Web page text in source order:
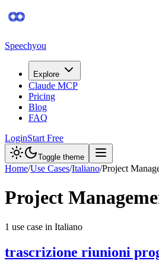
Speechyou
Explore
Claude MCP
Pricing
Blog
FAQ
LoginStart Free
Toggle theme
Home/Use Cases/Italiano/Project
Project
1 use case in Italiano
trascrizione riunioni